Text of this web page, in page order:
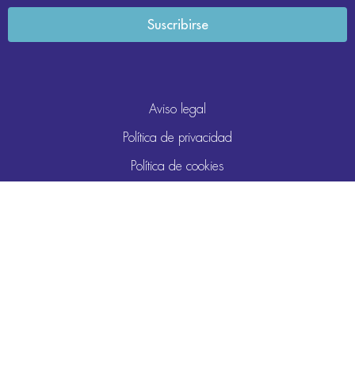
Aviso legal
Política de privacidad
Política de cookies